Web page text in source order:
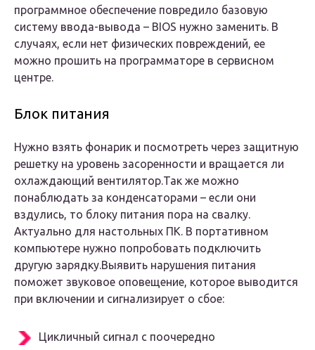
программное обеспечение повредило базовую
систему ввода-вывода – BIOS нужно заменить. В
случаях, если нет физических повреждений, ее
можно прошить на программаторе в сервисном
центре.
Блок питания
Нужно взять фонарик и посмотреть через защитную
решетку на уровень засоренности и вращается ли
охлаждающий вентилятор.Так же можно
понаблюдать за конденсаторами – если они
вздулись, то блоку питания пора на свалку.
Актуально для настольных ПК. В портативном
компьютере нужно попробовать подключить
другую зарядку.Выявить нарушения питания
поможет звуковое оповещение, которое выводится
при включении и сигнализирует о сбое:
Цикличный сигнал с поочередно